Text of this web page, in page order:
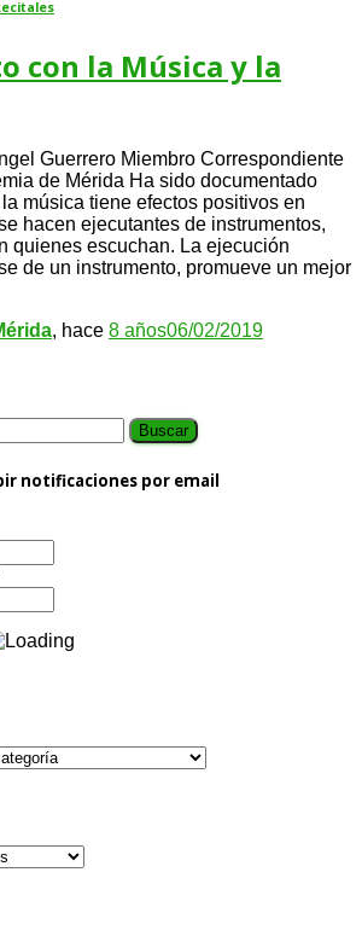
con la Música y la
Guerrero Miembro Correspondiente
de Mérida Ha sido documentado
música tiene efectos positivos en
hacen ejecutantes de instrumentos,
quienes escuchan. La ejecución
de un instrumento, promueve un mejor
, hace 8 años06/02/2019
notificaciones por email